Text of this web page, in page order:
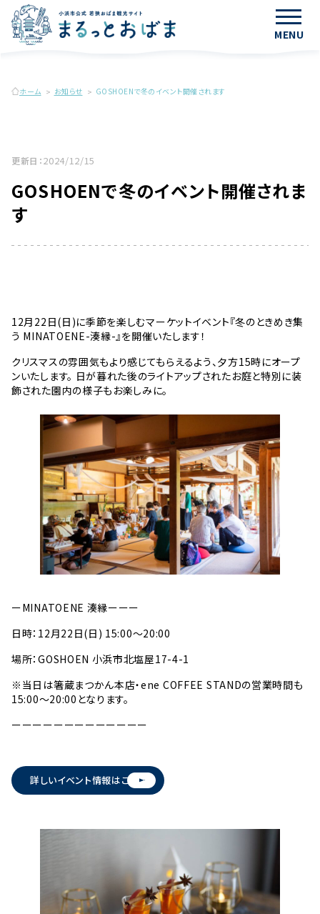
MENU
ホーム お知らせ GOSHOENで冬のイベント開催されます
更新日：2024/12/15
GOSHOENで冬のイベント開催されま
す
12月22日(日)に季節を楽しむマーケットイベント『冬のときめき集
う MINATOENE-湊縁-』を開催いたします！
クリスマスの雰囲気もより感じてもらえるよう、夕方15時にオープ
ンいたします。 日が暮れた後のライトアップされたお庭と特別に装
飾された園内の様子もお楽しみに。
ーMINATOENE 湊縁ーーー
日時：12月22日(日) 15:00〜20:00
場所：GOSHOEN 小浜市北塩屋17-4-1
※当日は箸蔵まつかん本店・ene COFFEE STANDの営業時間も
15:00〜20:00となります。
ーーーーーーーーーーーーー
詳しいイベント情報はこちら